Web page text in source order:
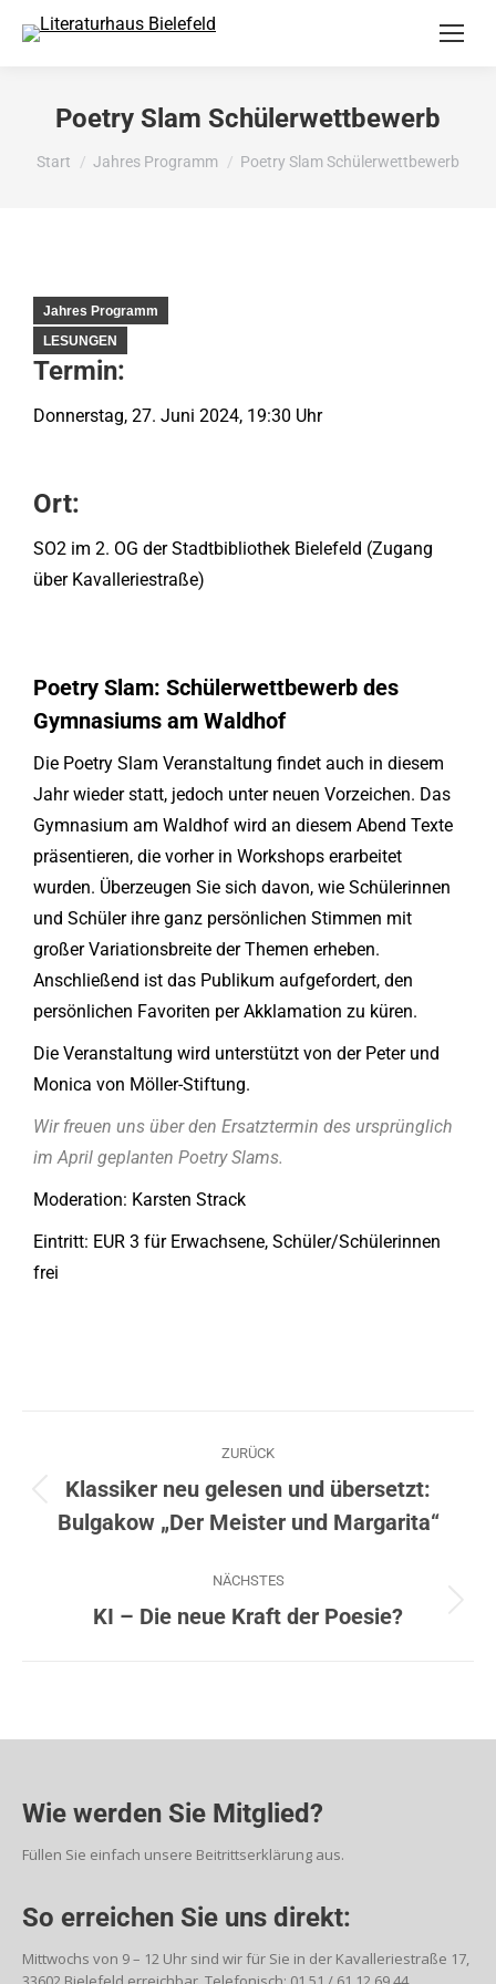
Poetry Slam Schülerwettbewerb
Sie befinden sich hier:
Start Jahres Programm Poetry Slam Schülerwettbewerb
Jahres Programm
LESUNGEN
Termin:
Donnerstag, 27. Juni 2024, 19:30 Uhr
Ort:
SO2 im 2. OG der Stadtbibliothek Bielefeld (Zugang
über Kavalleriestraße)
Poetry Slam: Schülerwettbewerb des
Gymnasiums am Waldhof
Die Poetry Slam Veranstaltung findet auch in diesem
Jahr wieder statt, jedoch unter neuen Vorzeichen. Das
Gymnasium am Waldhof wird an diesem Abend Texte
präsentieren, die vorher in Workshops erarbeitet
wurden. Überzeugen Sie sich davon, wie Schülerinnen
und Schüler ihre ganz persönlichen Stimmen mit
großer Variationsbreite der Themen erheben.
Anschließend ist das Publikum aufgefordert, den
persönlichen Favoriten per Akklamation zu küren.
Die Veranstaltung wird unterstützt von der Peter und
Monica von Möller-Stiftung.
Wir freuen uns über den Ersatztermin des ursprünglich
im April geplanten Poetry Slams.
Moderation: Karsten Strack
Eintritt: EUR 3 für Erwachsene, Schüler/Schülerinnen
frei
ZURÜCK
Klassiker neu gelesen und übersetzt:
Bulgakow „Der Meister und Margarita“
NÄCHSTES
KI – Die neue Kraft der Poesie?
Wie werden Sie Mitglied?
Füllen Sie einfach unsere Beitrittserklärung aus.
So erreichen Sie uns direkt:
Mittwochs von 9 – 12 Uhr sind wir für Sie in der Kavalleriestraße 17,